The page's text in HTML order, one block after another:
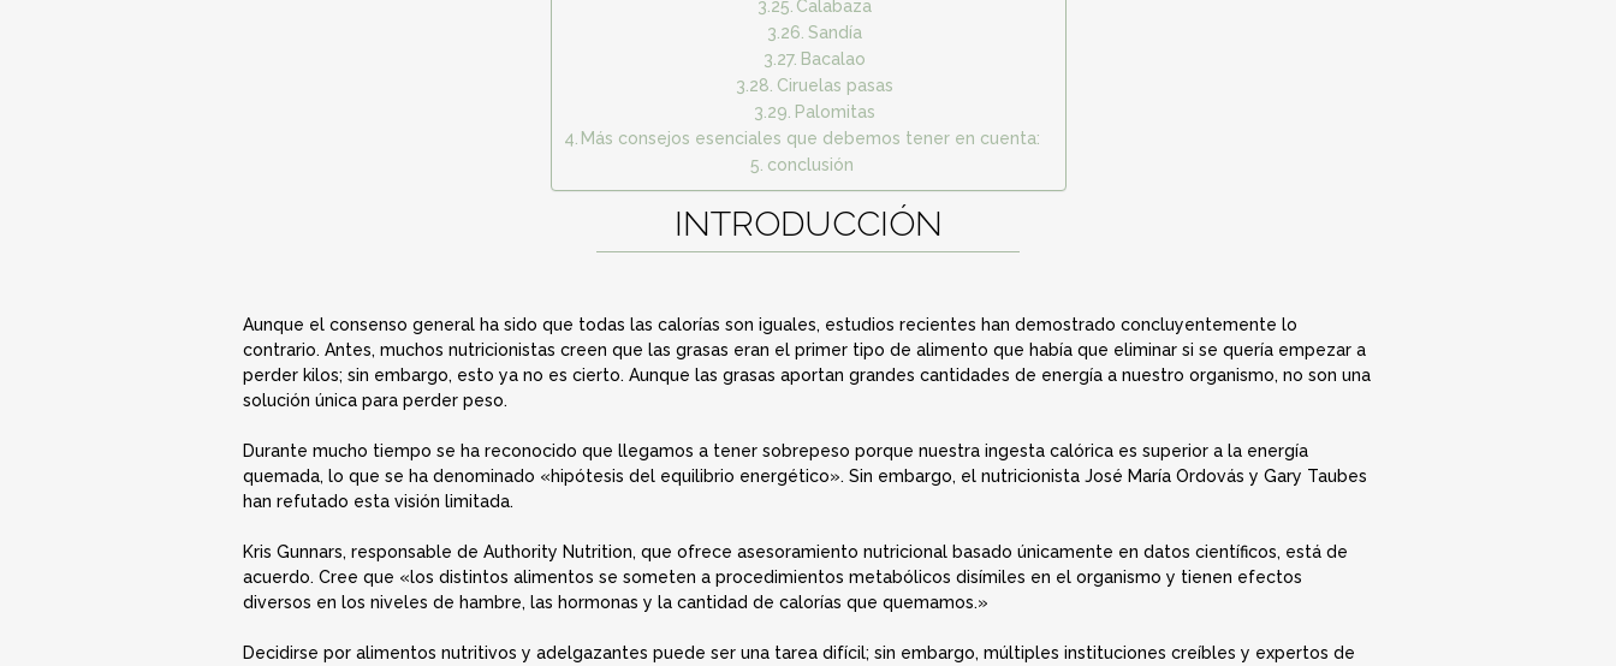
Calabaza
Sandía
Bacalao
Ciruelas pasas
Palomitas
Más consejos esenciales que debemos tener en cuenta:
conclusión
INTRODUCCIÓN
Aunque el consenso general ha sido que todas las calorías son iguales, estudios recientes han demostrado concluyentemente lo
contrario. Antes, muchos nutricionistas creen que las grasas eran el primer tipo de alimento que había que eliminar si se quería empezar a
perder kilos; sin embargo, esto ya no es cierto. Aunque las grasas aportan grandes cantidades de energía a nuestro organismo, no son una
solución única para perder peso.
Durante mucho tiempo se ha reconocido que llegamos a tener sobrepeso porque nuestra ingesta calórica es superior a la energía
quemada, lo que se ha denominado «hipótesis del equilibrio energético». Sin embargo, el nutricionista José María Ordovás y Gary Taubes
han refutado esta visión limitada.
Kris Gunnars, responsable de Authority Nutrition, que ofrece asesoramiento nutricional basado únicamente en datos científicos, está de
acuerdo. Cree que «los distintos alimentos se someten a procedimientos metabólicos disímiles en el organismo y tienen efectos
diversos en los niveles de hambre, las hormonas y la cantidad de calorías que quemamos.»
Decidirse por alimentos nutritivos y adelgazantes puede ser una tarea difícil; sin embargo, múltiples instituciones creíbles y expertos de